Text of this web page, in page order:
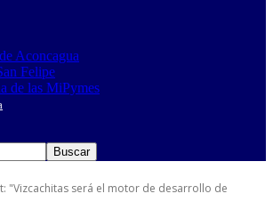
Aconcagua
Felipe
de las MiPymes
"Vizcachitas será el motor de desarrollo de